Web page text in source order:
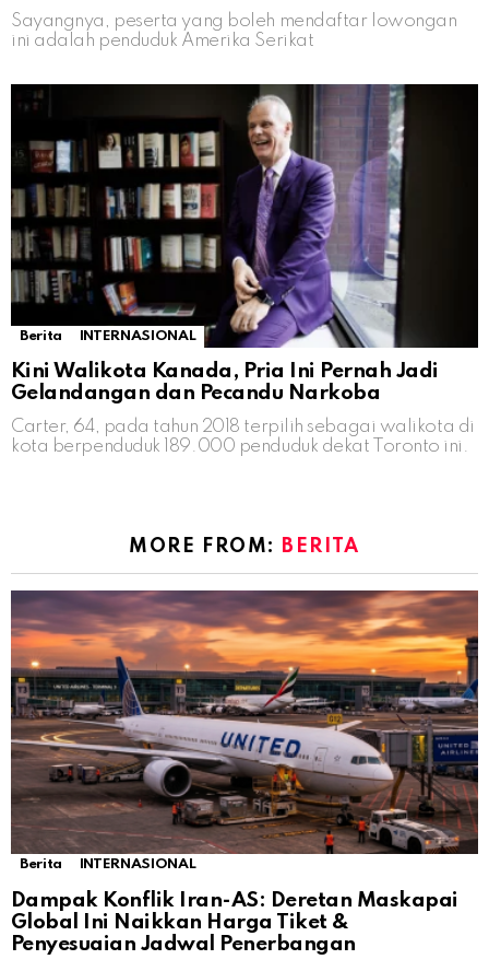
Sayangnya, peserta yang boleh mendaftar lowongan
ini adalah penduduk Amerika Serikat
Berita INTERNASIONAL
Kini Walikota Kanada, Pria Ini Pernah Jadi
Gelandangan dan Pecandu Narkoba
Carter, 64, pada tahun 2018 terpilih sebagai walikota di
kota berpenduduk 189.000 penduduk dekat Toronto ini.
MORE FROM: BERITA
Berita INTERNASIONAL
Dampak Konflik Iran-AS: Deretan Maskapai
Global Ini Naikkan Harga Tiket &
Penyesuaian Jadwal Penerbangan